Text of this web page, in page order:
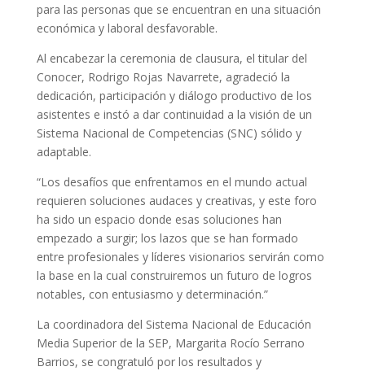
para las personas que se encuentran en una situación
económica y laboral desfavorable.
Al encabezar la ceremonia de clausura, el titular del
Conocer, Rodrigo Rojas Navarrete, agradeció la
dedicación, participación y diálogo productivo de los
asistentes e instó a dar continuidad a la visión de un
Sistema Nacional de Competencias (SNC) sólido y
adaptable.
“Los desafíos que enfrentamos en el mundo actual
requieren soluciones audaces y creativas, y este foro
ha sido un espacio donde esas soluciones han
empezado a surgir; los lazos que se han formado
entre profesionales y líderes visionarios servirán como
la base en la cual construiremos un futuro de logros
notables, con entusiasmo y determinación.”
La coordinadora del Sistema Nacional de Educación
Media Superior de la SEP, Margarita Rocío Serrano
Barrios, se congratuló por los resultados y